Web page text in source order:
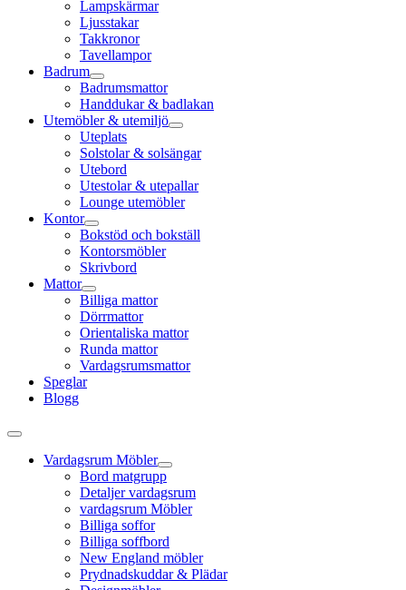
Lampskärmar
Ljusstakar
Takkronor
Tavellampor
Badrum
Badrumsmattor
Handdukar & badlakan
Utemöbler & utemiljö
Uteplats
Solstolar & solsängar
Utebord
Utestolar & utepallar
Lounge utemöbler
Kontor
Bokstöd och bokställ
Kontorsmöbler
Skrivbord
Mattor
Billiga mattor
Dörrmattor
Orientaliska mattor
Runda mattor
Vardagsrumsmattor
Speglar
Blogg
Vardagsrum Möbler
Bord matgrupp
Detaljer vardagsrum
vardagsrum Möbler
Billiga soffor
Billiga soffbord
New England möbler
Prydnadskuddar & Plädar